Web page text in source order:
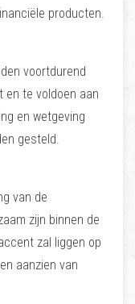
producten.
voortdurend
en te voldoen aan
en wetgeving
gesteld.
van de
zijn binnen de
zal liggen op
aanzien van